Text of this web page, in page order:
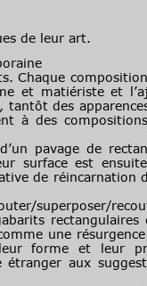
de leur art.
et matiériste et
des
à des
pavage de
surface est
de réincarnation
superposer/
une
forme et leur
aux